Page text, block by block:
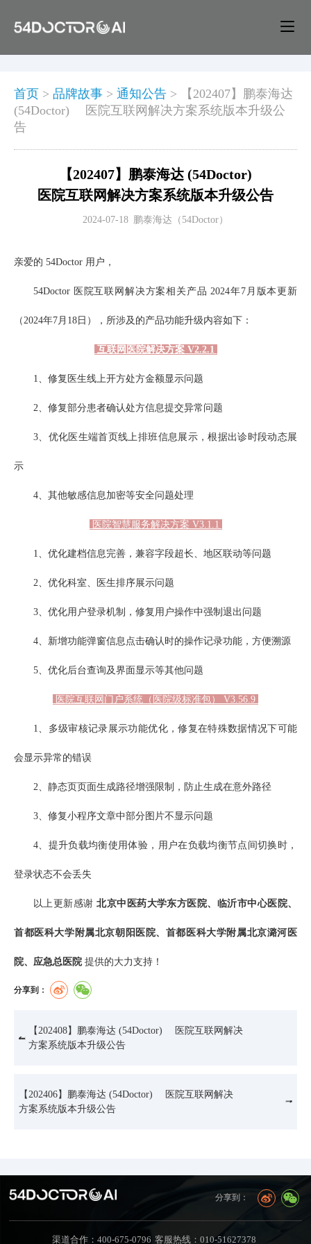
首页 > 品牌故事 > 通知公告 >
【202407】鹏泰海达
(54Doctor) 医院互联网解决方案系统版本升级公
告
【202407】鹏泰海达 (54Doctor)
医院互联网解决方案系统版本升级公告
2024-07-18 鹏泰海达（54Doctor）
亲爱的 54Doctor 用户，
54Doctor 医院互联网解决方案相关产品 2024年7月版本更新
（2024年7月18日），所涉及的产品功能升级内容如下：
互联网医院解决方案 V2.2.1
1、修复医生线上开方处方金额显示问题
2、修复部分患者确认处方信息提交异常问题
3、优化医生端首页线上排班信息展示，根据出诊时段动态展
示
4、其他敏感信息加密等安全问题处理
医院智慧服务解决方案 V3.1.1
1、优化建档信息完善，兼容字段超长、地区联动等问题
2、优化科室、医生排序展示问题
3、优化用户登录机制，修复用户操作中强制退出问题
4、新增功能弹窗信息点击确认时的操作记录功能，方便溯源
5、优化后台查询及界面显示等其他问题
医院互联网门户系统（医院级标准包） V3.56.9
1、多级审核记录展示功能优化，修复在特殊数据情况下可能
会显示异常的错误
2、静态页页面生成路径增强限制，防止生成在意外路径
3、修复小程序文章中部分图片不显示问题
4、提升负载均衡使用体验，用户在负载均衡节点间切换时，
登录状态不会丢失
以上更新感谢 北京中医药大学东方医院、临沂市中心医院、
首都医科大学附属北京朝阳医院、首都医科大学附属北京潞河医
院、应急总医院 提供的大力支持！
分享到：
【202408】鹏泰海达 (54Doctor) 医院互联网解决
方案系统版本升级公告
【202406】鹏泰海达 (54Doctor) 医院互联网解决
方案系统版本升级公告
分享到：
渠道合作：400-675-0796 客服热线：010-51627378